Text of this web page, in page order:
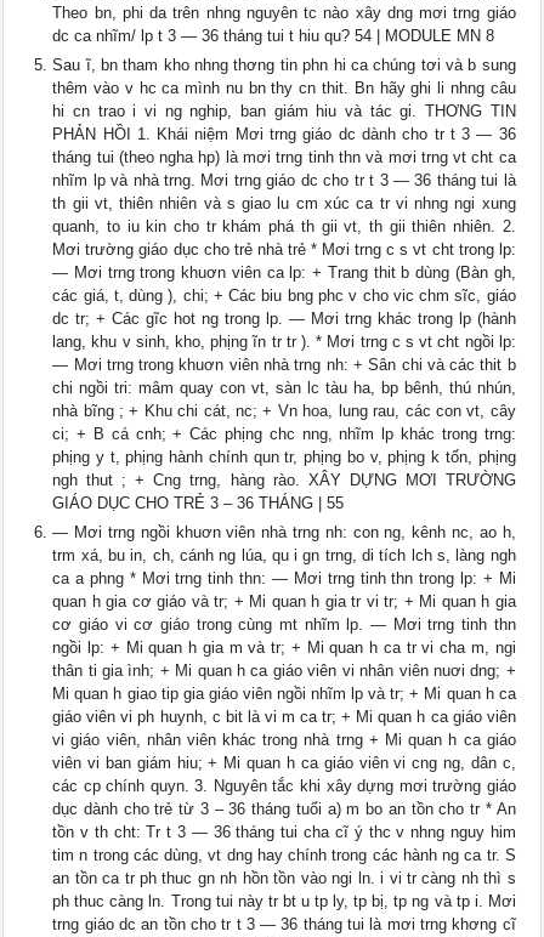
Theo bn, phi da trên nhng nguyên tc nào xây dng mơi trng giáo
dc ca nhĩm/ lp t 3 — 36 tháng tui t hiu qu? 54 | MODULE MN 8
Sau ĩ, bn tham kho nhng thơng tin phn hi ca chúng tơi và b sung
thêm vào v hc ca mình nu bn thy cn thit. Bn hãy ghi li nhng câu
hi cn trao i vi ng nghip, ban giám hiu và tác gi. THƠNG TIN
PHẢN HỒI 1. Khái niệm Mơi trng giáo dc dành cho tr t 3 — 36
tháng tui (theo ngha hp) là mơi trng tinh thn và mơi trng vt cht ca
nhĩm lp và nhà trng. Mơi trng giáo dc cho tr t 3 — 36 tháng tui là
th gii vt, thiên nhiên và s giao lu cm xúc ca tr vi nhng ngi xung
quanh, to iu kin cho tr khám phá th gii vt, th gii thiên nhiên. 2.
Mơi trường giáo dục cho trẻ nhà trẻ * Mơi trng c s vt cht trong lp:
— Mơi trng trong khuơn viên ca lp: + Trang thit b dùng (Bàn gh,
các giá, t, dùng ), chi; + Các biu bng phc v cho vic chm sĩc, giáo
dc tr; + Các gĩc hot ng trong lp. — Mơi trng khác trong lp (hành
lang, khu v sinh, kho, phịng ĩn tr tr ). * Mơi trng c s vt cht ngồi lp:
— Mơi trng trong khuơn viên nhà trng nh: + Sân chi và các thit b
chi ngồi tri: mâm quay con vt, sàn lc tàu ha, bp bênh, thú nhún,
nhà bĩng ; + Khu chi cát, nc; + Vn hoa, lung rau, các con vt, cây
ci; + B cá cnh; + Các phịng chc nng, nhĩm lp khác trong trng:
phịng y t, phịng hành chính qun tr, phịng bo v, phịng k tốn, phịng
ngh thut ; + Cng trng, hàng rào. XÂY DỰNG MƠI TRƯỜNG
GIÁO DỤC CHO TRẺ 3 – 36 THÁNG | 55
— Mơi trng ngồi khuơn viên nhà trng nh: con ng, kênh nc, ao h,
trm xá, bu in, ch, cánh ng lúa, qu i gn trng, di tích lch s, làng ngh
ca a phng * Mơi trng tinh thn: — Mơi trng tinh thn trong lp: + Mi
quan h gia cơ giáo và tr; + Mi quan h gia tr vi tr; + Mi quan h gia
cơ giáo vi cơ giáo trong cùng mt nhĩm lp. — Mơi trng tinh thn
ngồi lp: + Mi quan h gia m và tr; + Mi quan h ca tr vi cha m, ngi
thân ti gia ình; + Mi quan h ca giáo viên vi nhân viên nuơi dng; +
Mi quan h giao tip gia giáo viên ngồi nhĩm lp và tr; + Mi quan h ca
giáo viên vi ph huynh, c bit là vi m ca tr; + Mi quan h ca giáo viên
vi giáo viên, nhân viên khác trong nhà trng + Mi quan h ca giáo
viên vi ban giám hiu; + Mi quan h ca giáo viên vi cng ng, dân c,
các cp chính quyn. 3. Nguyên tắc khi xây dựng mơi trường giáo
dục dành cho trẻ từ 3 – 36 tháng tuổi a) m bo an tồn cho tr * An
tồn v th cht: Tr t 3 — 36 tháng tui cha cĩ ý thc v nhng nguy him
tim n trong các dùng, vt dng hay chính trong các hành ng ca tr. S
an tồn ca tr ph thuc gn nh hồn tồn vào ngi ln. i vi tr càng nh thì s
ph thuc càng ln. Trong tui này tr bt u tp ly, tp bị, tp ng và tp i. Mơi
trng giáo dc an tồn cho tr t 3 — 36 tháng tui là mơi trng khơng cĩ